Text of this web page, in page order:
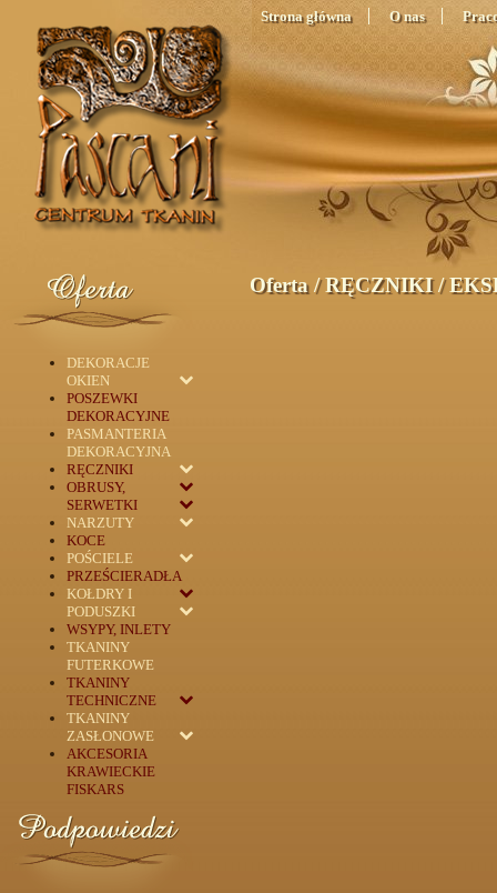
Strona główna O nas
DEKORACJE
OKIEN
POSZEWKI
DEKORACYJNE
PASMANTERIA
DEKORACYJNA
RĘCZNIKI
OBRUSY,
SERWETKI
NARZUTY
KOCE
POŚCIELE
PRZEŚCIERADŁA
KOŁDRY I
PODUSZKI
WSYPY, INLETY
TKANINY
FUTERKOWE
TKANINY
TECHNICZNE
TKANINY
ZASŁONOWE
AKCESORIA
KRAWIECKIE
FISKARS
Oferta/RĘCZNIKI/